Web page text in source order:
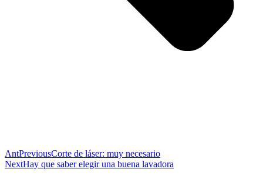
AntPreviousCorte de láser: muy necesario
NextHay que saber elegir una buena lavadora